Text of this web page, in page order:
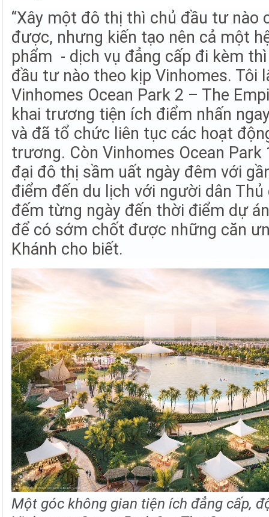
“Xây một đô thị thì chủ đầu tư nào
được, nhưng kiến tạo nên cả một
phẩm - dịch vụ đẳng cấp đi kèm
đầu tư nào theo kịp Vinhomes. Tôi
Vinhomes Ocean Park 2 – The
khai trương tiện ích điểm nhấn
và đã tổ chức liên tục các hoạt
trương. Còn Vinhomes Ocean
đại đô thị sầm uất ngày đêm với
điểm đến du lịch với người dân
đếm từng ngày đến thời điểm dự
để có sớm chốt được những căn
Khánh cho biết.
Một góc không gian tiện ích đẳng cấp,